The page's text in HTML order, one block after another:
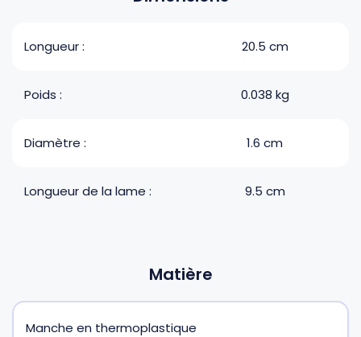
Longueur : 20.5 cm
Poids : 0.038 kg
Diamètre : 1.6 cm
Longueur de la lame : 9.5 cm
Matière
Manche en thermoplastique